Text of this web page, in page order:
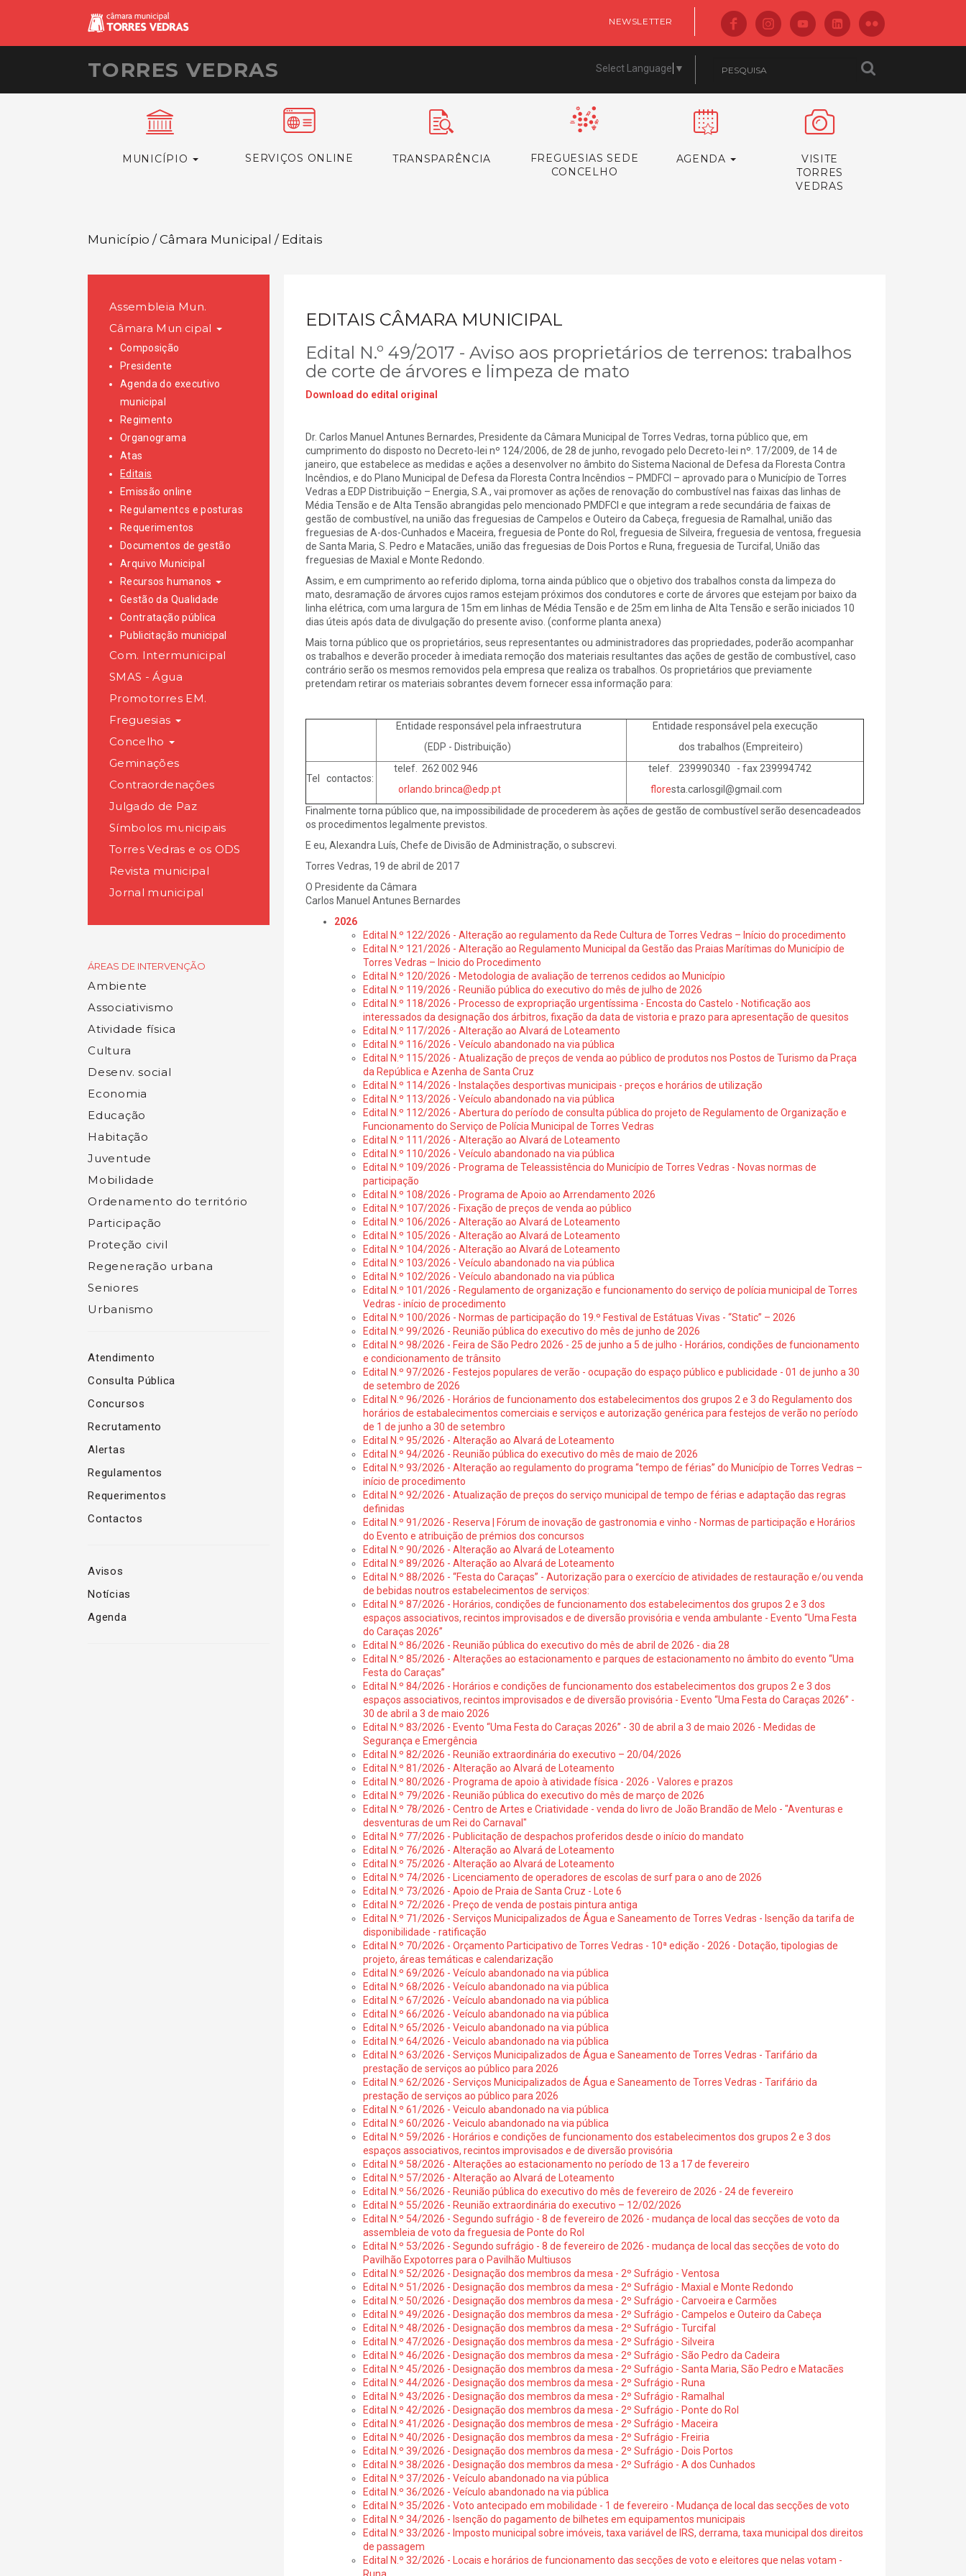
NEWSLETTER
TORRES VEDRAS Select Language ▼
MUNICÍPIO SERVIÇOS ONLINE TRANSPARÊNCIA
FREGUESIAS SEDE
CONCELHO
AGENDA
VISITE
TORRES
VEDRAS
Município / Câmara Municipal / Editais
Assembleia Mun.
Câmara Municipal
Composição
Presidente
Agenda do executivo
municipal
Regimento
Organograma
Atas
Editais
Emissão online
Regulamentos e posturas
Requerimentos
Documentos de gestão
Arquivo Municipal
Recursos humanos
Gestão da Qualidade
Contratação pública
Publicitação municipal
Com. Intermunicipal
SMAS - Água
Promotorres EM.
Freguesias
Concelho
Geminações
Contraordenações
Julgado de Paz
Símbolos municipais
Torres Vedras e os ODS
Revista municipal
Jornal municipal
ÁREAS DE INTERVENÇÃO
Ambiente
Associativismo
Atividade física
Cultura
Desenv. social
Economia
Educação
Habitação
Juventude
Mobilidade
Ordenamento do território
Participação
Proteção civil
Regeneração urbana
Seniores
Urbanismo
Atendimento
Consulta Pública
Concursos
Recrutamento
Alertas
Regulamentos
Requerimentos
Contactos
Avisos
Notícias
Agenda
EDITAIS CÂMARA MUNICIPAL
Edital N.º 49/2017 - Aviso aos proprietários de terrenos: trabalhos
de corte de árvores e limpeza de mato
Download do edital original
Dr. Carlos Manuel Antunes Bernardes, Presidente da Câmara Municipal de Torres Vedras, torna público que, em
cumprimento do disposto no Decreto-lei nº 124/2006, de 28 de junho, revogado pelo Decreto-lei nº. 17/2009, de 14 de
janeiro, que estabelece as medidas e ações a desenvolver no âmbito do Sistema Nacional de Defesa da Floresta Contra
Incêndios, e do Plano Municipal de Defesa da Floresta Contra Incêndios – PMDFCI – aprovado para o Município de Torres
Vedras a EDP Distribuição – Energia, S.A., vai promover as ações de renovação do combustível nas faixas das linhas de
Média Tensão e de Alta Tensão abrangidas pelo mencionado PMDFCI e que integram a rede secundária de faixas de
gestão de combustível, na união das freguesias de Campelos e Outeiro da Cabeça, freguesia de Ramalhal, união das
freguesias de A-dos-Cunhados e Maceira, freguesia de Ponte do Rol, freguesia de Silveira, freguesia de ventosa, freguesia
de Santa Maria, S. Pedro e Matacães, união das freguesias de Dois Portos e Runa, freguesia de Turcifal, União das
freguesias de Maxial e Monte Redondo.
Assim, e em cumprimento ao referido diploma, torna ainda público que o objetivo dos trabalhos consta da limpeza do
mato, desramação de árvores cujos ramos estejam próximos dos condutores e corte de árvores que estejam por baixo da
linha elétrica, com uma largura de 15m em linhas de Média Tensão e de 25m em linha de Alta Tensão e serão iniciados 10
dias úteis após data de divulgação do presente aviso. (conforme planta anexa)
Mais torna público que os proprietários, seus representantes ou administradores das propriedades, poderão acompanhar
os trabalhos e deverão proceder à imediata remoção dos materiais resultantes das ações de gestão de combustível, caso
contrário serão os mesmos removidos pela empresa que realiza os trabalhos. Os proprietários que previamente
pretendam retirar os materiais sobrantes devem fornecer essa informação para:
Entidade responsável pela infraestrutura
(EDP - Distribuição)
Entidade responsável pela execução
dos trabalhos (Empreiteiro)
Tel contactos:
telef. 262 002 946
orlando.brinca@edp.pt
telef. 239990340 - fax 239994742
floresta.carlosgil@gmail.com
Finalmente torna público que, na impossibilidade de procederem às ações de gestão de combustível serão desencadeados
os procedimentos legalmente previstos.
E eu, Alexandra Luís, Chefe de Divisão de Administração, o subscrevi.
Torres Vedras, 19 de abril de 2017
O Presidente da Câmara
Carlos Manuel Antunes Bernardes
2026
Edital N.º 122/2026 - Alteração ao regulamento da Rede Cultura de Torres Vedras – Início do procedimento
Edital N.º 121/2026 - Alteração ao Regulamento Municipal da Gestão das Praias Marítimas do Município de
Torres Vedras – Inicio do Procedimento
Edital N.º 120/2026 - Metodologia de avaliação de terrenos cedidos ao Município
Edital N.º 119/2026 - Reunião pública do executivo do mês de julho de 2026
Edital N.º 118/2026 - Processo de expropriação urgentíssima - Encosta do Castelo - Notificação aos
interessados da designação dos árbitros, fixação da data de vistoria e prazo para apresentação de quesitos
Edital N.º 117/2026 - Alteração ao Alvará de Loteamento
Edital N.º 116/2026 - Veículo abandonado na via pública
Edital N.º 115/2026 - Atualização de preços de venda ao público de produtos nos Postos de Turismo da Praça
da República e Azenha de Santa Cruz
Edital N.º 114/2026 - Instalações desportivas municipais - preços e horários de utilização
Edital N.º 113/2026 - Veículo abandonado na via pública
Edital N.º 112/2026 - Abertura do período de consulta pública do projeto de Regulamento de Organização e
Funcionamento do Serviço de Polícia Municipal de Torres Vedras
Edital N.º 111/2026 - Alteração ao Alvará de Loteamento
Edital N.º 110/2026 - Veículo abandonado na via pública
Edital N.º 109/2026 - Programa de Teleassistência do Município de Torres Vedras - Novas normas de
participação
Edital N.º 108/2026 - Programa de Apoio ao Arrendamento 2026
Edital N.º 107/2026 - Fixação de preços de venda ao público
Edital N.º 106/2026 - Alteração ao Alvará de Loteamento
Edital N.º 105/2026 - Alteração ao Alvará de Loteamento
Edital N.º 104/2026 - Alteração ao Alvará de Loteamento
Edital N.º 103/2026 - Veículo abandonado na via pública
Edital N.º 102/2026 - Veículo abandonado na via pública
Edital N.º 101/2026 - Regulamento de organização e funcionamento do serviço de polícia municipal de Torres
Vedras - início de procedimento
Edital N.º 100/2026 - Normas de participação do 19.º Festival de Estátuas Vivas - “Static” – 2026
Edital N.º 99/2026 - Reunião pública do executivo do mês de junho de 2026
Edital N.º 98/2026 - Feira de São Pedro 2026 - 25 de junho a 5 de julho - Horários, condições de funcionamento
e condicionamento de trânsito
Edital N.º 97/2026 - Festejos populares de verão - ocupação do espaço público e publicidade - 01 de junho a 30
de setembro de 2026
Edital N.º 96/2026 - Horários de funcionamento dos estabelecimentos dos grupos 2 e 3 do Regulamento dos
horários de estabalecimentos comerciais e serviços e autorização genérica para festejos de verão no período
de 1 de junho a 30 de setembro
Edital N.º 95/2026 - Alteração ao Alvará de Loteamento
Edital N.º 94/2026 - Reunião pública do executivo do mês de maio de 2026
Edital N.º 93/2026 - Alteração ao regulamento do programa “tempo de férias” do Município de Torres Vedras –
início de procedimento
Edital N.º 92/2026 - Atualização de preços do serviço municipal de tempo de férias e adaptação das regras
definidas
Edital N.º 91/2026 - Reserva | Fórum de inovação de gastronomia e vinho - Normas de participação e Horários
do Evento e atribuição de prémios dos concursos
Edital N.º 90/2026 - Alteração ao Alvará de Loteamento
Edital N.º 89/2026 - Alteração ao Alvará de Loteamento
Edital N.º 88/2026 - “Festa do Caraças” - Autorização para o exercício de atividades de restauração e/ou venda
de bebidas noutros estabelecimentos de serviços:
Edital N.º 87/2026 - Horários, condições de funcionamento dos estabelecimentos dos grupos 2 e 3 dos
espaços associativos, recintos improvisados e de diversão provisória e venda ambulante - Evento “Uma Festa
do Caraças 2026”
Edital N.º 86/2026 - Reunião pública do executivo do mês de abril de 2026 - dia 28
Edital N.º 85/2026 - Alterações ao estacionamento e parques de estacionamento no âmbito do evento “Uma
Festa do Caraças”
Edital N.º 84/2026 - Horários e condições de funcionamento dos estabelecimentos dos grupos 2 e 3 dos
espaços associativos, recintos improvisados e de diversão provisória - Evento “Uma Festa do Caraças 2026” -
30 de abril a 3 de maio 2026
Edital N.º 83/2026 - Evento “Uma Festa do Caraças 2026” - 30 de abril a 3 de maio 2026 - Medidas de
Segurança e Emergência
Edital N.º 82/2026 - Reunião extraordinária do executivo – 20/04/2026
Edital N.º 81/2026 - Alteração ao Alvará de Loteamento
Edital N.º 80/2026 - Programa de apoio à atividade física - 2026 - Valores e prazos
Edital N.º 79/2026 - Reunião pública do executivo do mês de março de 2026
Edital N.º 78/2026 - Centro de Artes e Criatividade - venda do livro de João Brandão de Melo - "Aventuras e
desventuras de um Rei do Carnaval"
Edital N.º 77/2026 - Publicitação de despachos proferidos desde o início do mandato
Edital N.º 76/2026 - Alteração ao Alvará de Loteamento
Edital N.º 75/2026 - Alteração ao Alvará de Loteamento
Edital N.º 74/2026 - Licenciamento de operadores de escolas de surf para o ano de 2026
Edital N.º 73/2026 - Apoio de Praia de Santa Cruz - Lote 6
Edital N.º 72/2026 - Preço de venda de postais pintura antiga
Edital N.º 71/2026 - Serviços Municipalizados de Água e Saneamento de Torres Vedras - Isenção da tarifa de
disponibilidade - ratificação
Edital N.º 70/2026 - Orçamento Participativo de Torres Vedras - 10ª edição - 2026 - Dotação, tipologias de
projeto, áreas temáticas e calendarização
Edital N.º 69/2026 - Veículo abandonado na via pública
Edital N.º 68/2026 - Veículo abandonado na via pública
Edital N.º 67/2026 - Veículo abandonado na via pública
Edital N.º 66/2026 - Veículo abandonado na via pública
Edital N.º 65/2026 - Veiculo abandonado na via pública
Edital N.º 64/2026 - Veiculo abandonado na via pública
Edital N.º 63/2026 - Serviços Municipalizados de Água e Saneamento de Torres Vedras - Tarifário da
prestação de serviços ao público para 2026
Edital N.º 62/2026 - Serviços Municipalizados de Água e Saneamento de Torres Vedras - Tarifário da
prestação de serviços ao público para 2026
Edital N.º 61/2026 - Veiculo abandonado na via pública
Edital N.º 60/2026 - Veiculo abandonado na via pública
Edital N.º 59/2026 - Horários e condições de funcionamento dos estabelecimentos dos grupos 2 e 3 dos
espaços associativos, recintos improvisados e de diversão provisória
Edital N.º 58/2026 - Alterações ao estacionamento no período de 13 a 17 de fevereiro
Edital N.º 57/2026 - Alteração ao Alvará de Loteamento
Edital N.º 56/2026 - Reunião pública do executivo do mês de fevereiro de 2026 - 24 de fevereiro
Edital N.º 55/2026 - Reunião extraordinária do executivo – 12/02/2026
Edital N.º 54/2026 - Segundo sufrágio - 8 de fevereiro de 2026 - mudança de local das secções de voto da
assembleia de voto da freguesia de Ponte do Rol
Edital N.º 53/2026 - Segundo sufrágio - 8 de fevereiro de 2026 - mudança de local das secções de voto do
Pavilhão Expotorres para o Pavilhão Multiusos
Edital N.º 52/2026 - Designação dos membros da mesa - 2º Sufrágio - Ventosa
Edital N.º 51/2026 - Designação dos membros da mesa - 2º Sufrágio - Maxial e Monte Redondo
Edital N.º 50/2026 - Designação dos membros da mesa - 2º Sufrágio - Carvoeira e Carmões
Edital N.º 49/2026 - Designação dos membros da mesa - 2º Sufrágio - Campelos e Outeiro da Cabeça
Edital N.º 48/2026 - Designação dos membros da mesa - 2º Sufrágio - Turcifal
Edital N.º 47/2026 - Designação dos membros da mesa - 2º Sufrágio - Silveira
Edital N.º 46/2026 - Designação dos membros da mesa - 2º Sufrágio - São Pedro da Cadeira
Edital N.º 45/2026 - Designação dos membros da mesa - 2º Sufrágio - Santa Maria, São Pedro e Matacães
Edital N.º 44/2026 - Designação dos membros da mesa - 2º Sufrágio - Runa
Edital N.º 43/2026 - Designação dos membros da mesa - 2º Sufrágio - Ramalhal
Edital N.º 42/2026 - Designação dos membros da mesa - 2º Sufrágio - Ponte do Rol
Edital N.º 41/2026 - Designação dos membros de mesa - 2º Sufrágio - Maceira
Edital N.º 40/2026 - Designação dos membros da mesa - 2º Sufrágio - Freiria
Edital N.º 39/2026 - Designação dos membros da mesa - 2º Sufrágio - Dois Portos
Edital N.º 38/2026 - Designação dos membros da mesa - 2º Sufrágio - A dos Cunhados
Edital N.º 37/2026 - Veículo abandonado na via pública
Edital N.º 36/2026 - Veículo abandonado na via pública
Edital N.º 35/2026 - Voto antecipado em mobilidade - 1 de fevereiro - Mudança de local das secções de voto
Edital N.º 34/2026 - Isenção do pagamento de bilhetes em equipamentos municipais
Edital N.º 33/2026 - Imposto municipal sobre imóveis, taxa variável de IRS, derrama, taxa municipal dos direitos
de passagem
Edital N.º 32/2026 - Locais e horários de funcionamento das secções de voto e eleitores que nelas votam -